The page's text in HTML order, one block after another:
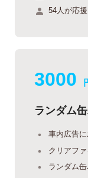
54人が応援
3000
ランダム
車内広告に
クリアファ
ランダム缶